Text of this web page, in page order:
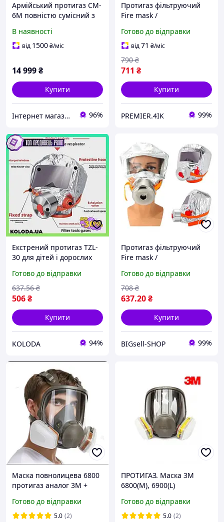
Армійський протигаз CM-
6M повністю сумісний з
фільтр, підсумок)
В наявності
від 1500₴/міс
14 999₴
Купити
Інтернет магазин Store7 96%
Протигаз фільтруючий
Fire mask /
протигаз
Готово до відправки
від71 ₴/міс
711 ₴
790 ₴
Купити
PREMIER.4IK 99%
Екстрений протигаз TZL-
30 для дітей і дорослих
газів
Готово до відправки
506₴
637.56 ₴
Купити
KOLODA 94%
Протигаз фільтруючий
Fire mask /
протигаз
Готово до відправки
637.20₴
708 ₴
Купити
BIGsell-SHOP 99%
Маска повнолицева 6800
протигаз аналог 3M +
Готово до відправки
5.0 (2)
ПРОТИГАЗ. Маска 3М
6800(М), 6900(L)
Готово до відправки
5.0 (2)